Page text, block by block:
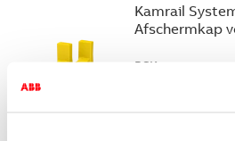
Kamrail
Afschermkap
BSKc